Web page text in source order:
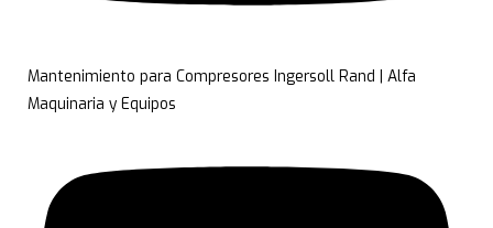
Mantenimiento para Compresores Ingersoll Rand | Alfa
Maquinaria y Equipos